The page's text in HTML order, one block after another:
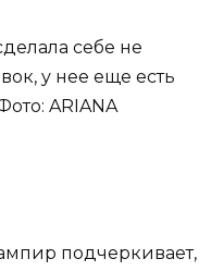
себе не
у нее еще есть
ARIANA
подчеркивает,